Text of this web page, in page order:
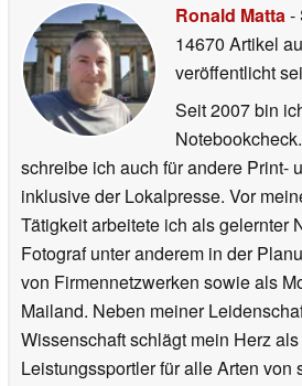
Ronald Matta-
14670 Artikel
veröffentlicht
Seit 2007 bin
schreibe ich auch für andere Print-
inklusive der Lokalpresse. Vor
Tätigkeit arbeitete ich als gelernter
Fotograf unter anderem in der
von Firmennetzwerken sowie als
Mailand. Neben meiner
Wissenschaft schlägt mein Herz
Leistungssportler für alle Arten von